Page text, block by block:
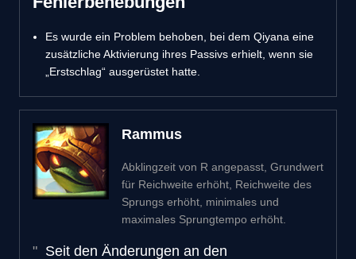
Es wurde ein Problem behoben, bei dem Qiyana eine
zusätzliche Aktivierung ihres Passivs erhielt, wenn sie
„Erstschlag“ ausgerüstet hatte.
Rammus
Abklingzeit von R angepasst, Grundwert
für Reichweite erhöht, Reichweite des
Sprungs erhöht, minimales und
maximales Sprungtempo erhöht.
Seit den Änderungen an den